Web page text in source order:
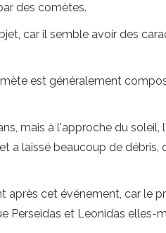
des comètes.
car il semble avoir des
est généralement
mais à l'approche du
laissé beaucoup de débris,
cet événement, car le
Perseidas et Leonidas elles-